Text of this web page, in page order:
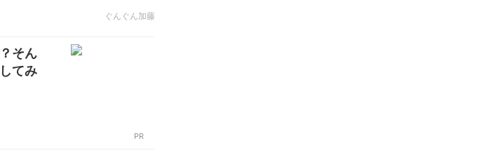
ぐんぐん加藤
そん
てみ
PR